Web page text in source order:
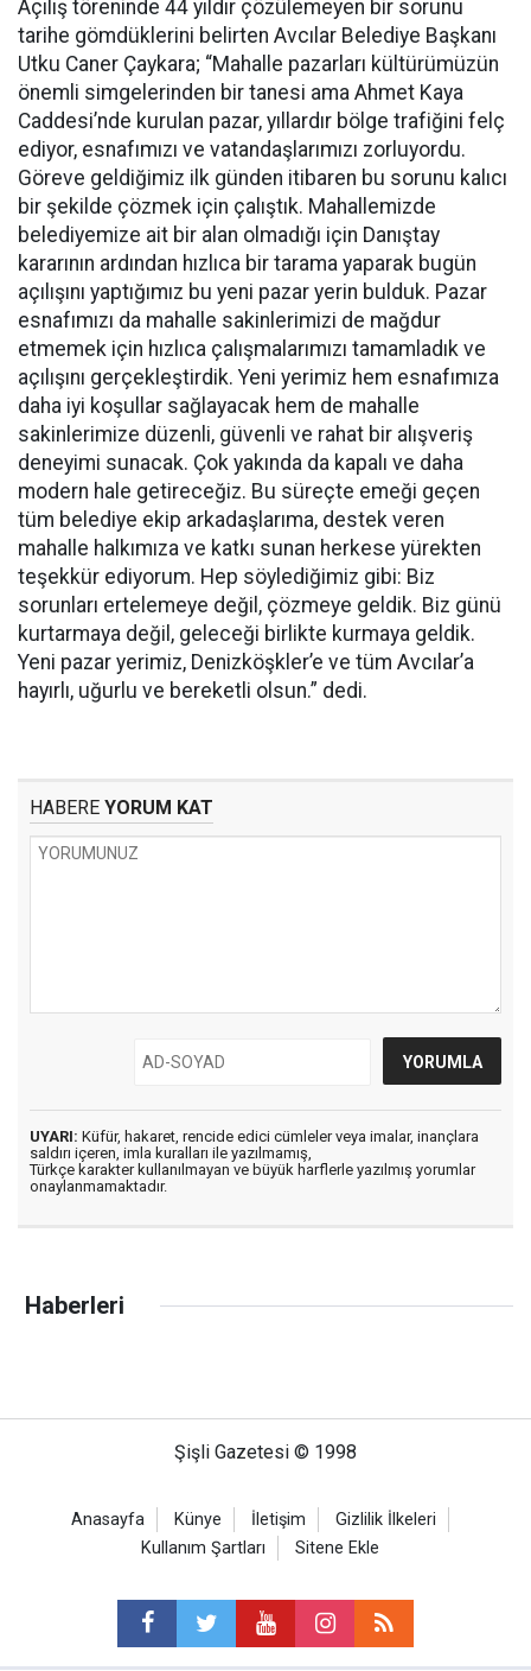
Açılış töreninde 44 yıldır çözülemeyen bir sorunu
tarihe gömdüklerini belirten Avcılar Belediye Başkanı
Utku Caner Çaykara; “Mahalle pazarları kültürümüzün
önemli simgelerinden bir tanesi ama Ahmet Kaya
Caddesi’nde kurulan pazar, yıllardır bölge trafiğini felç
ediyor, esnafımızı ve vatandaşlarımızı zorluyordu.
Göreve geldiğimiz ilk günden itibaren bu sorunu kalıcı
bir şekilde çözmek için çalıştık. Mahallemizde
belediyemize ait bir alan olmadığı için Danıştay
kararının ardından hızlıca bir tarama yaparak bugün
açılışını yaptığımız bu yeni pazar yerin bulduk. Pazar
esnafımızı da mahalle sakinlerimizi de mağdur
etmemek için hızlıca çalışmalarımızı tamamladık ve
açılışını gerçekleştirdik. Yeni yerimiz hem esnafımıza
daha iyi koşullar sağlayacak hem de mahalle
sakinlerimize düzenli, güvenli ve rahat bir alışveriş
deneyimi sunacak. Çok yakında da kapalı ve daha
modern hale getireceğiz. Bu süreçte emeği geçen
tüm belediye ekip arkadaşlarıma, destek veren
mahalle halkımıza ve katkı sunan herkese yürekten
teşekkür ediyorum. Hep söylediğimiz gibi: Biz
sorunları ertelemeye değil, çözmeye geldik. Biz günü
kurtarmaya değil, geleceği birlikte kurmaya geldik.
Yeni pazar yerimiz, Denizköşkler’e ve tüm Avcılar’a
hayırlı, uğurlu ve bereketli olsun.” dedi.
HABERE YORUM KAT
UYARI: Küfür, hakaret, rencide edici cümleler veya imalar, inançlara
saldırı içeren, imla kuralları ile yazılmamış,
Türkçe karakter kullanılmayan ve büyük harflerle yazılmış yorumlar
onaylanmamaktadır.
Haberleri
Şişli Gazetesi © 1998
Anasayfa Künye İletişim
Gizlilik İlkeleri
Kullanım Şartları
Sitene Ekle